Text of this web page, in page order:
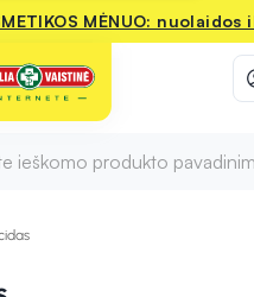
MĖNUO:
ieškomo produkto